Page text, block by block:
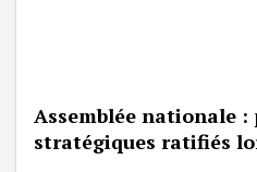
Assemblée nationale :
stratégiques ratifiés